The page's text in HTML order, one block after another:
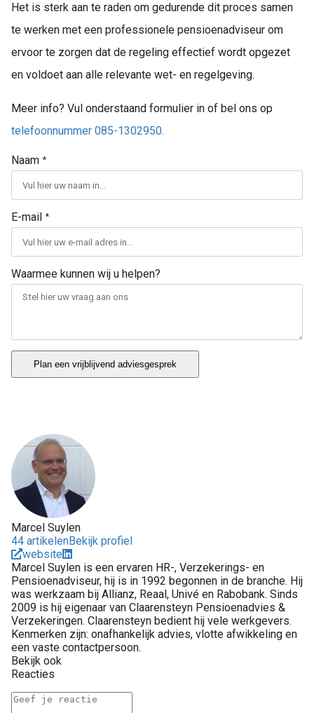
Het is sterk aan te raden om gedurende dit proces samen
te werken met een professionele pensioenadviseur om
ervoor te zorgen dat de regeling effectief wordt opgezet
en voldoet aan alle relevante wet- en regelgeving.
Meer info? Vul onderstaand formulier in of bel ons op
telefoonnummer 085-1302950.
Naam *
E-mail *
Waarmee kunnen wij u helpen?
Plan een vrijblijvend adviesgesprek
Marcel Suylen
44 artikelenBekijk profiel
website
Marcel Suylen is een ervaren HR-, Verzekerings- en
Pensioenadviseur, hij is in 1992 begonnen in de branche. Hij
was werkzaam bij Allianz, Reaal, Univé en Rabobank. Sinds
2009 is hij eigenaar van Claarensteyn Pensioenadvies &
Verzekeringen. Claarensteyn bedient hij vele werkgevers.
Kenmerken zijn: onafhankelijk advies, vlotte afwikkeling en
een vaste contactpersoon.
Bekijk ook
Reacties